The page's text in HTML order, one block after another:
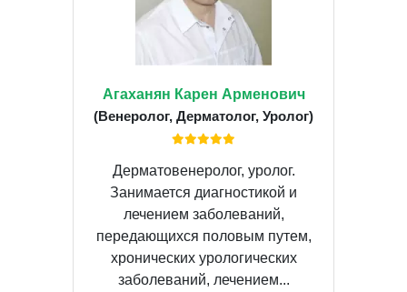
Агаханян Карен Арменович
(Венеролог, Дерматолог, Уролог)
Дерматовенеролог, уролог.
Занимается диагностикой и
лечением заболеваний,
передающихся половым путем,
хронических урологических
заболеваний, лечением...